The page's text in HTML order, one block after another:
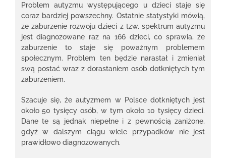
Problem autyzmu występującego u dzieci staje się
coraz bardziej powszechny. Ostatnie statystyki mówią,
że zaburzenie rozwoju dzieci z tzw. spektrum autyzmu
jest diagnozowane raz na 166 dzieci, co sprawia, że
zaburzenie to staje się poważnym problemem
społecznym. Problem ten będzie narastał i zmieniał
swą postać wraz z dorastaniem osób dotkniętych tym
zaburzeniem.
Szacuje się, że autyzmem w Polsce dotkniętych jest
około 50 tysięcy osób, w tym około 10 tysięcy dzieci.
Dane te są jednak niepełne i z pewnością zaniżone,
gdyż w dalszym ciągu wiele przypadków nie jest
prawidłowo diagnozowanych.